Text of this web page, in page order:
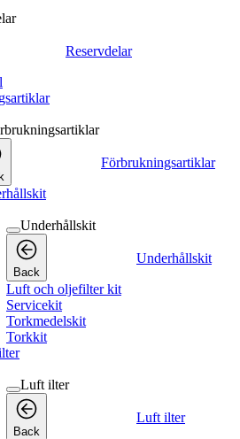
Reservdelar
Förbrukningsartiklar
Underhållskit
Back
Underhållskit
Luft och oljefilter kit
Servicekit
Torkmedelskit
Torkkit
Luft ilter
Back
Luft ilter